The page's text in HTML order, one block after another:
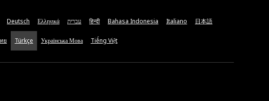
Deutsch Ελληνικά עברית हिन्दी Bahasa Indonesia Italiano 日本語
ย Türkçe Українська Мова Tiếng Việt